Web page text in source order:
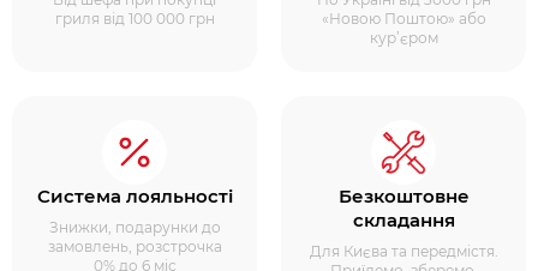
гриля від 100 000 грн
«Новою Поштою» або
кур’єром
Система лояльності
Знижки, подарунки до
замовлень, розстрочка
0% до 6 міс
Безкоштовне
складання
Для Києва та передмістя.